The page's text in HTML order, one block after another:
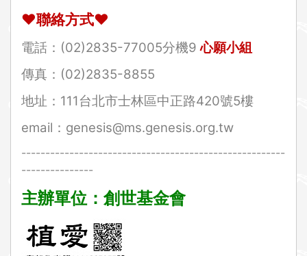
❤聯絡方式❤
電話：(02)2835-77005分機9心願小組
傳真：(02)2835-8855
地址：111 台北市士林區中正路420號5樓
email ： genesis@ms.genesis.org.tw
-------------------------------------------------------
---------------
主辦單位：創世基金會